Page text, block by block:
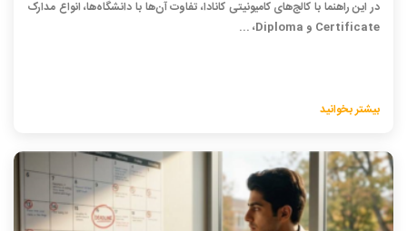
در این راهنما با کالج‌های کامیونیتی کانادا، تفاوت آن‌ها با دانشگاه‌ها، انواع مدارک
Certificate و Diploma، ...
بیشتر بخوانید